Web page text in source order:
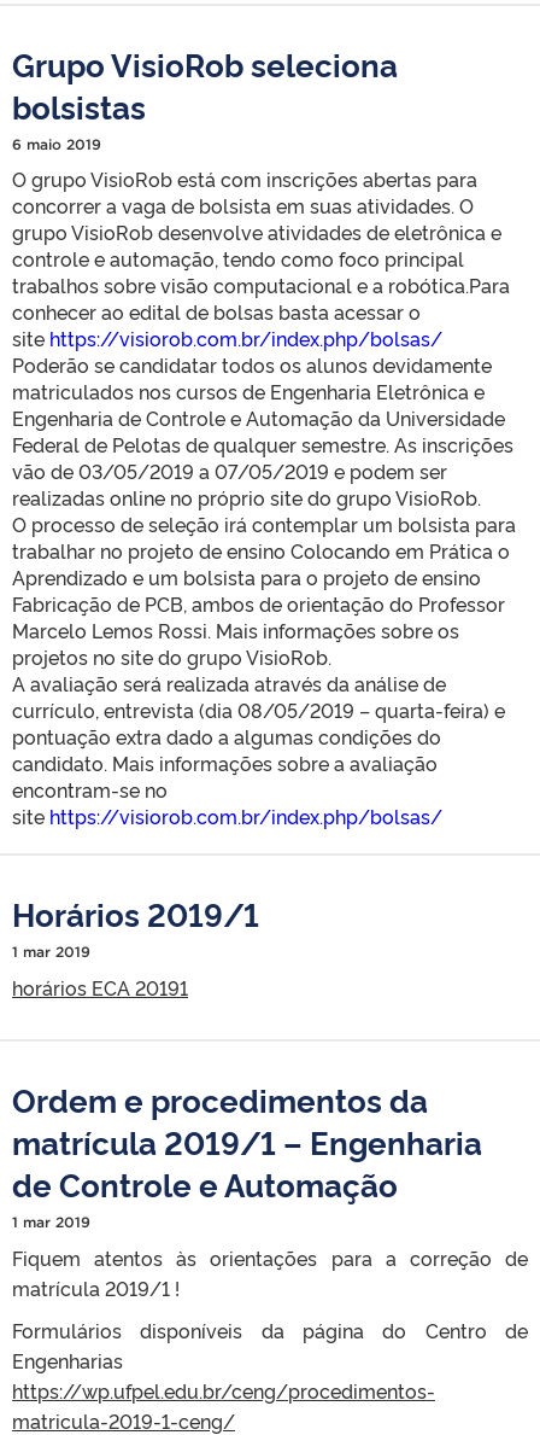
Grupo VisioRob seleciona
bolsistas
6 maio 2019
O grupo VisioRob está com inscrições abertas para
concorrer a vaga de bolsista em suas atividades. O
grupo VisioRob desenvolve atividades de eletrônica e
controle e automação, tendo como foco principal
trabalhos sobre visão computacional e a robótica.Para
conhecer ao edital de bolsas basta acessar o
site https://visiorob.com.br/index.php/bolsas/
Poderão se candidatar todos os alunos devidamente
matriculados nos cursos de Engenharia Eletrônica e
Engenharia de Controle e Automação da Universidade
Federal de Pelotas de qualquer semestre. As inscrições
vão de 03/05/2019 a 07/05/2019 e podem ser
realizadas online no próprio site do grupo VisioRob.
O processo de seleção irá contemplar um bolsista para
trabalhar no projeto de ensino Colocando em Prática o
Aprendizado e um bolsista para o projeto de ensino
Fabricação de PCB, ambos de orientação do Professor
Marcelo Lemos Rossi. Mais informações sobre os
projetos no site do grupo VisioRob.
A avaliação será realizada através da análise de
currículo, entrevista (dia 08/05/2019 – quarta-feira) e
pontuação extra dado a algumas condições do
candidato. Mais informações sobre a avaliação
encontram-se no
site https://visiorob.com.br/index.php/bolsas/
Horários 2019/1
1 mar 2019
horários ECA 20191
Ordem e procedimentos da
matrícula 2019/1 – Engenharia
de Controle e Automação
1 mar 2019
Fiquem atentos às orientações para a correção de
matrícula 2019/1 !
Formulários disponíveis da página do Centro de
Engenharias
https://wp.ufpel.edu.br/ceng/procedimentos-
matricula-2019-1-ceng/